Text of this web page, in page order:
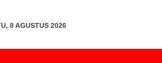
8 AGUSTUS 2026